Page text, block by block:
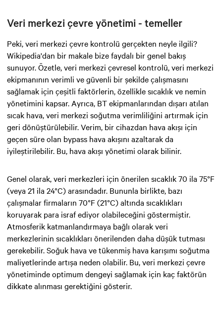
Veri merkezi çevre yönetimi - temeller
Peki, veri merkezi çevre kontrolü gerçekten neyle ilgili?
Wikipedia'dan bir makale bize faydalı bir genel bakış
sunuyor. Özetle, veri merkezi çevresel kontrolü, veri merkezi
ekipmanının verimli ve güvenli bir şekilde çalışmasını
sağlamak için çeşitli faktörlerin, özellikle sıcaklık ve nemin
yönetimini kapsar. Ayrıca, BT ekipmanlarından dışarı atılan
sıcak hava, veri merkezi soğutma verimliliğini artırmak için
geri dönüştürülebilir. Verim, bir cihazdan hava akışı için
geçen süre olan bypass hava akışını azaltarak da
iyileştirilebilir. Bu, hava akışı yönetimi olarak bilinir.
Genel olarak, veri merkezleri için önerilen sıcaklık 70 ila 75°F
(veya 21 ila 24°C) arasındadır. Bununla birlikte, bazı
çalışmalar firmaların 70°F (21°C) altında sıcaklıkları
koruyarak para israf ediyor olabileceğini göstermiştir.
Atmosferik katmanlandırmaya bağlı olarak veri
merkezlerinin sıcaklıkları önerilenden daha düşük tutması
gerekebilir. Soğuk hava ve tükenmiş hava karışımı soğutma
maliyetlerinde artışa neden olabilir. Bu, veri merkezi çevre
yönetiminde optimum dengeyi sağlamak için kaç faktörün
dikkate alınması gerektiğini gösterir.